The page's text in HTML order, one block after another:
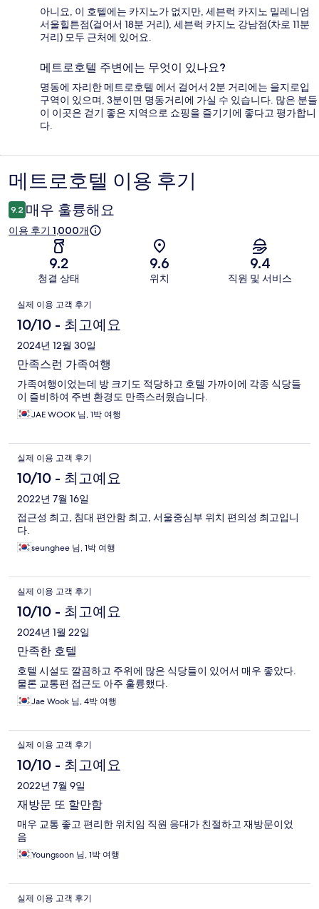
아니요, 이 호텔에는 카지노가 없지만, 세븐럭 카지노 밀레니엄
서울힐튼점(걸어서 18분 거리), 세븐럭 카지노 강남점(차로 11분
거리) 모두 근처에 있어요.
메트로호텔 주변에는 무엇이 있나요?
명동에 자리한 메트로호텔 에서 걸어서 2분 거리에는 을지로입
구역이 있으며, 3분이면 명동거리에 가실 수 있습니다. 많은 분들
이 이곳은 걷기 좋은 지역으로 쇼핑을 즐기기에 좋다고 평가합니
다.
이
용
후
메트로호텔 이용 후기
9.2 매우 훌륭해요
이용 후기 1,000개
9.2
청결 상태
9.6
위치
9.4
직원 및 서비스
이
용
후
기
실제 이용 고객 후기
10/10 - 최고예요
2024년 12월 30일
만족스런 가족여행
가족여행이었는데 방 크기도 적당하고 호텔 가까이에 각종 식당들
이 즐비하여 주변 환경도 만족스러웠습니다.
JAE WOOK 님, 1박 여행
실제 이용 고객 후기
10/10 - 최고예요
2022년 7월 16일
접근성 최고, 침대 편안함 최고, 서울중심부 위치 편의성 최고입니
다.
seunghee 님, 1박 여행
실제 이용 고객 후기
10/10 - 최고예요
2024년 1월 22일
만족한 호텔
호텔 시설도 깔끔하고 주위에 많은 식당들이 있어서 매우 좋았다.
물론 교통편 접근도 아주 훌륭했다.
Jae Wook 님, 4박 여행
실제 이용 고객 후기
10/10 - 최고예요
2022년 7월 9일
재방문 또 할만함
매우 교통 좋고 편리한 위치임 직원 응대가 친절하고 재방문이었
음
Youngsoon 님, 1박 여행
실제 이용 고객 후기